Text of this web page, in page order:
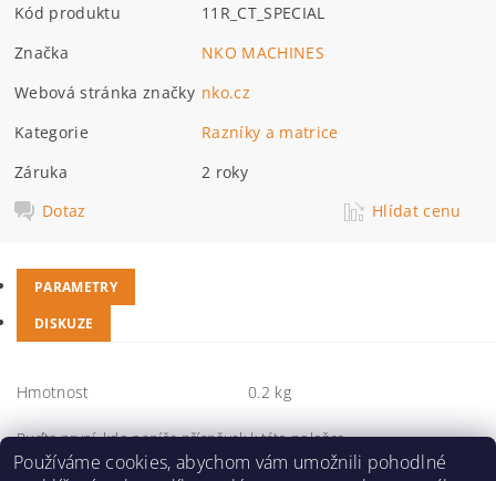
Kód produktu
11R_CT_SPECIAL
Značka
NKO MACHINES
Webová stránka značky nko.cz
Kategorie
Razníky a matrice
Záruka
2 roky
Dotaz
Hlídat cenu
PARAMETRY
DISKUZE
Hmotnost 0.2 kg
Buďte první, kdo napíše příspěvek k této položce.
Používáme cookies, abychom vám umožnili pohodlné